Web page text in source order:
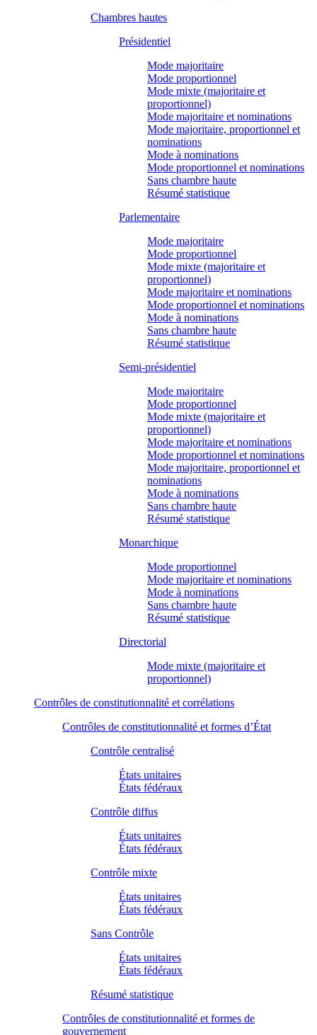
Chambres hautes
Présidentiel
Mode majoritaire
Mode proportionnel
Mode mixte (majoritaire et
proportionnel)
Mode majoritaire et nominations
Mode majoritaire, proportionnel et
nominations
Mode à nominations
Mode proportionnel et nominations
Sans chambre haute
Résumé statistique
Parlementaire
Mode majoritaire
Mode proportionnel
Mode mixte (majoritaire et
proportionnel)
Mode majoritaire et nominations
Mode proportionnel et nominations
Mode à nominations
Sans chambre haute
Résumé statistique
Semi-présidentiel
Mode majoritaire
Mode proportionnel
Mode mixte (majoritaire et
proportionnel)
Mode majoritaire et nominations
Mode proportionnel et nominations
Mode majoritaire, proportionnel et
nominations
Mode à nominations
Sans chambre haute
Résumé statistique
Monarchique
Mode proportionnel
Mode majoritaire et nominations
Mode à nominations
Sans chambre haute
Résumé statistique
Directorial
Mode mixte (majoritaire et
proportionnel)
Contrôles de constitutionnalité et corrélations
Contrôles de constitutionnalité et formes d’État
Contrôle centralisé
États unitaires
États fédéraux
Contrôle diffus
États unitaires
États fédéraux
Contrôle mixte
États unitaires
États fédéraux
Sans Contrôle
États unitaires
États fédéraux
Résumé statistique
Contrôles de constitutionnalité et formes de
gouvernement